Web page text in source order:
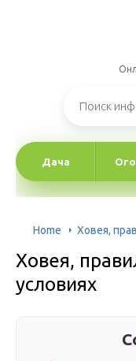
Дача
Home Ховея,
Ховея,
условиях